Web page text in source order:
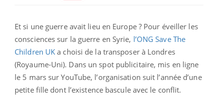
Et si une guerre avait lieu en Europe ? Pour éveiller les
consciences sur la guerre en Syrie, l’ONG Save The
Children UK a choisi de la transposer à Londres
(Royaume-Uni). Dans un spot publicitaire, mis en ligne
le 5 mars sur YouTube, l’organisation suit l’année d’une
petite fille dont l’existence bascule avec le conflit.